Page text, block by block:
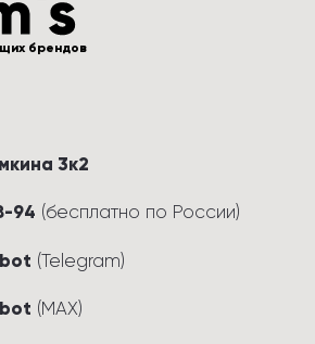
брендов
3к2
94 (бесплатно по России)
(Telegram)
(MAX)